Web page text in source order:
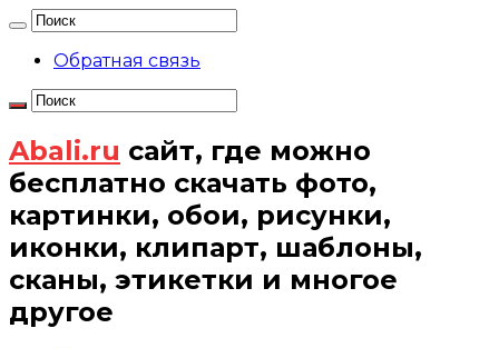
Обратная связь
Abali.ru сайт, где можно
бесплатно скачать фото,
картинки, обои, рисунки,
иконки, клипарт, шаблоны,
сканы, этикетки и многое
другое